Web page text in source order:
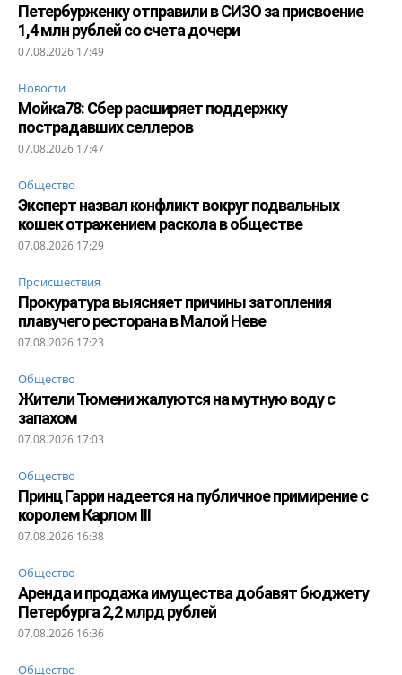
Петербурженку отправили в СИЗО за присвоение
1,4 млн рублей со счета дочери
07.08.2026 17:49
Новости
Мойка78: Сбер расширяет поддержку
пострадавших селлеров
07.08.2026 17:47
Общество
Эксперт назвал конфликт вокруг подвальных
кошек отражением раскола в обществе
07.08.2026 17:29
Происшествия
Прокуратура выясняет причины затопления
плавучего ресторана в Малой Неве
07.08.2026 17:23
Общество
Жители Тюмени жалуются на мутную воду с
запахом
07.08.2026 17:03
Общество
Принц Гарри надеется на публичное примирение с
королем Карлом III
07.08.2026 16:38
Общество
Аренда и продажа имущества добавят бюджету
Петербурга 2,2 млрд рублей
07.08.2026 16:36
Общество